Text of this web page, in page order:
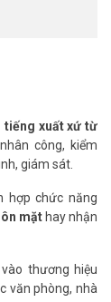
tiếng xuất xứ từ
công, kiểm
giám sát.
hợp chức năng
mặthay nhận
thương hiệu
văn phòng, nhà